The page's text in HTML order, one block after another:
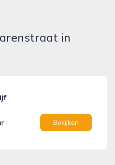
in
Bekijken